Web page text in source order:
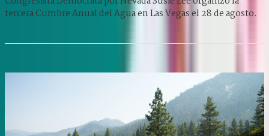
tercera Cumbre Anual del Agua en Las Vegas el 28 de agosto.